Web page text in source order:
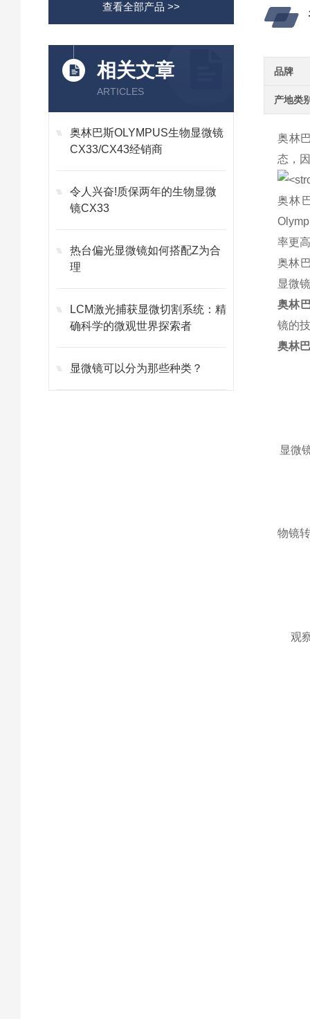
查看全部产品 >>
相关文章
ARTICLES
奥林巴斯OLYMPUS生物显微镜
CX33/CX43经销商
令人兴奋!质保两年的生物显微
镜CX33
热台偏光显微镜如何搭配Z为合
理
LCM激光捕获显微切割系统：精
确科学的微观世界探索者
显微镜可以分为那些种类？
品牌
产地类
奥林
态，
奥林
率更
奥林
显微
奥林
镜的
奥林
显微
物镜
观